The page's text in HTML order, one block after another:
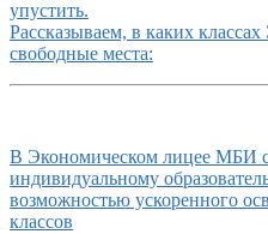
упустить.
Рассказываем, в каких
свободные места:
В Экономическом лицее МБИ
индивидуальному
возможностью ускоренного
классов